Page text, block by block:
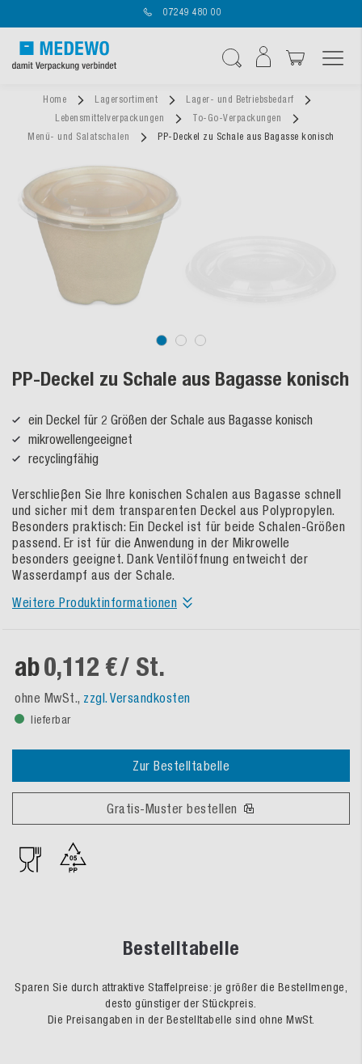
07249 480 00
Home Lagersortiment
Lager- und Betriebsbedarf
Lebensmittelverpackungen
To-Go-Verpackungen
Menü- und Salatschalen
PP-Deckel zu Schale aus Bagasse konisch
PP-Deckel zu Schale aus Bagasse konisch
ein Deckel für 2 Größen der Schale aus Bagasse konisch
mikrowellengeeignet
recyclingfähig
Verschlieβen Sie Ihre konischen Schalen aus Bagasse schnell
und sicher mit dem transparenten Deckel aus Polypropylen.
Besonders praktisch: Ein Deckel ist für beide Schalen-Größen
passend. Er ist für die Anwendung in der Mikrowelle
besonders geeignet. Dank Ventilöffnung entweicht der
Wasserdampf aus der Schale.
Weitere Produktinformationen
ab0,112 €/ St.
ohne MwSt., zzgl. Versandkosten
lieferbar
Zur Bestelltabelle
Gratis-Muster bestellen
Bestelltabelle
Sparen Sie durch attraktive Staffelpreise: je größer die Bestellmenge,
desto günstiger der Stückpreis.
Die Preisangaben in der Bestelltabelle sind ohne MwSt.